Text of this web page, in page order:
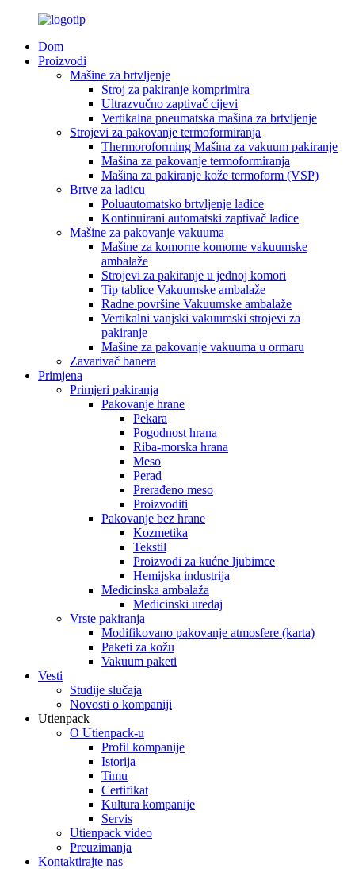
Dom
Proizvodi
Mašine za brtvljenje
Stroj za pakiranje komprimira
Ultrazvučno zaptivač cijevi
Vertikalna pneumatska mašina za brtvljenje
Strojevi za pakovanje termoformiranja
Thermoroforming Mašina za vakuum pakiranje
Mašina za pakovanje termoformiranja
Mašina za pakiranje kože termoform (VSP)
Brtve za ladicu
Poluautomatsko brtvljenje ladice
Kontinuirani automatski zaptivač ladice
Mašine za pakovanje vakuuma
Mašine za komorne komorne vakuumske
ambalaže
Strojevi za pakiranje u jednoj komori
Tip tablice Vakuumske ambalaže
Radne površine Vakuumske ambalaže
Vertikalni vanjski vakuumski strojevi za
pakiranje
Mašine za pakovanje vakuuma u ormaru
Zavarivač banera
Primjena
Primjeri pakiranja
Pakovanje hrane
Pekara
Pogodnost hrana
Riba-morska hrana
Meso
Perad
Prerađeno meso
Proizvoditi
Pakovanje bez hrane
Kozmetika
Tekstil
Proizvodi za kućne ljubimce
Hemijska industrija
Medicinska ambalaža
Medicinski uređaj
Vrste pakiranja
Modifikovano pakovanje atmosfere (karta)
Paketi za kožu
Vakuum paketi
Vesti
Studije slučaja
Novosti o kompaniji
Utienpack
O Utienpack-u
Profil kompanije
Istorija
Timu
Certifikat
Kultura kompanije
Servis
Utienpack video
Preuzimanja
Kontaktirajte nas